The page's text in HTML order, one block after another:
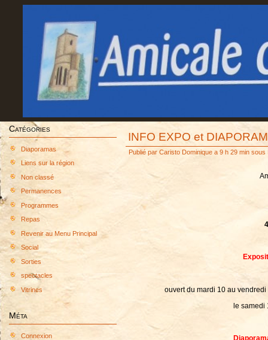
Catégories
Diaporamas
Liens sur la région
Non classé
Permanences
Programmes
Repas
Revenir au Menu Principal
Social
Sorties
spectacles
Vitrines
Méta
Connexion
INFO EXPO et
Publié par Caristo Dominique a 9 h 29 min sous
ouvert du mardi 10 au
le samedi